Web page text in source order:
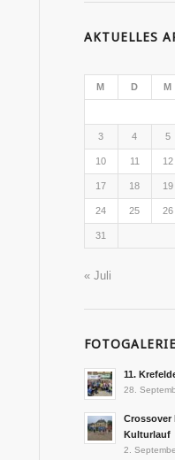
AKTUELLES
M D M
3 4 5
10 11 12
17 18 19
24 25 26
31
« Juli
11.
28.
Crossover
Kulturlauf
2.